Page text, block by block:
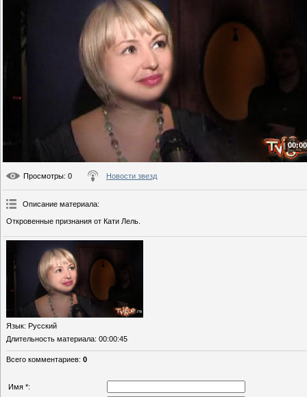
Просмотры: 0 Новости звезд
Описание материала:
Откровенные признания от Кати Лель.
Язык: Русский
Длительность материала: 00:00:45
Всего комментариев: 0
Имя *: